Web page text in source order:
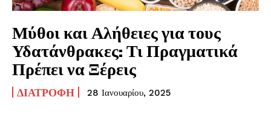
Μύθοι και Αλήθειες για τους
Υδατάνθρακες: Τι Πραγματικά
Πρέπει να Ξέρεις
ΔΙΑΤΡΟΦΉ 28 Ιανουαρίου, 2025